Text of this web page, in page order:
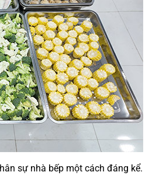
sự nhà bếp một cách đáng kể.